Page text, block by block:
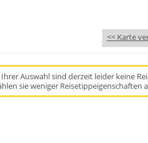
<< Karte
Ihrer Auswahl sind derzeit leider keine
sie weniger Reisetippeigenschaften